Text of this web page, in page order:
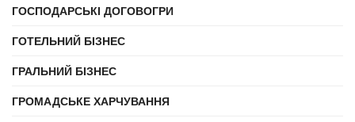
ГОСПОДАРСЬКІ ДОГОВОГРИ
ГОТЕЛЬНИЙ БІЗНЕС
ГРАЛЬНИЙ БІЗНЕС
ГРОМАДСЬКЕ ХАРЧУВАННЯ